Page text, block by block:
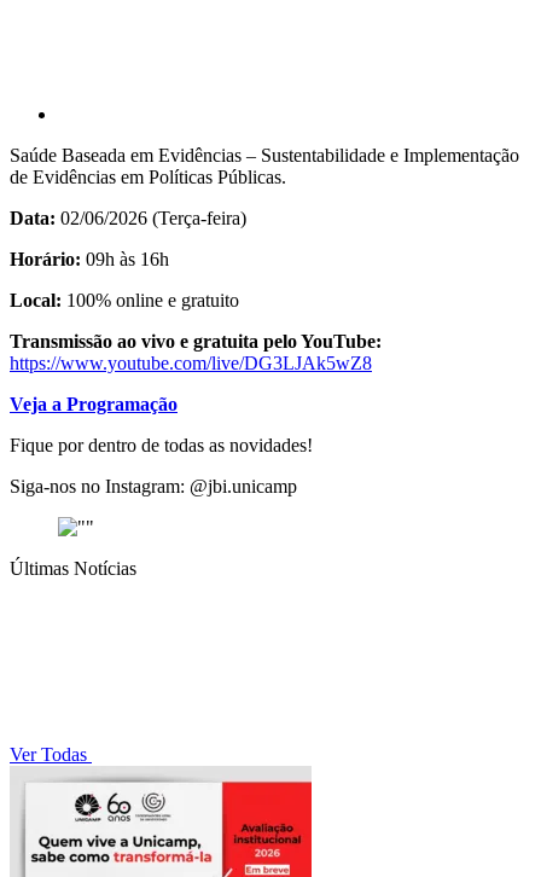
Saúde Baseada em Evidências – Sustentabilidade e Implementação
de Evidências em Políticas Públicas.
Data: 02/06/2026 (Terça-feira)
Horário: 09h às 16h
Local: 100% online e gratuito
Transmissão ao vivo e gratuita pelo YouTube:
https://www.youtube.com/live/DG3LJAk5wZ8
Veja a Programação
Fique por dentro de todas as novidades!
Siga-nos no Instagram: @jbi.unicamp
Últimas Notícias
Ver Todas